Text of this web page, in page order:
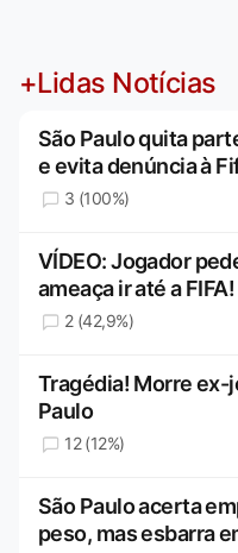
+Lidas Notícias
São Paulo quita
e evita denúncia à
3 (100%)
VÍDEO: Jogador
ameaça ir até a
2 (42,9%)
Tragédia! Morre ex-
Paulo
12 (12%)
São Paulo acerta
peso, mas esbarra